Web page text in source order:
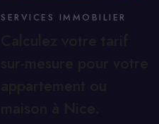
SERVICES IMMOBILIER